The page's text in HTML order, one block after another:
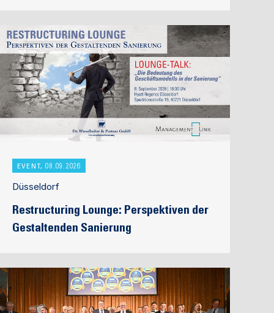
EVENT, 08.09.2026
Düsseldorf
Restructuring Lounge: Perspektiven der
Gestaltenden Sanierung